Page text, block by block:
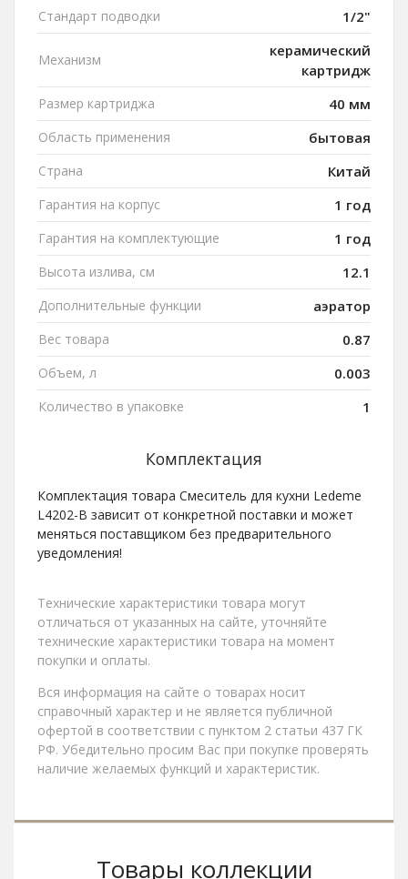
Стандарт подводки 1/2"
Механизм
керамический
картридж
Размер картриджа 40 мм
Область применения бытовая
Страна Китай
Гарантия на корпус 1 год
Гарантия на комплектующие 1 год
Высота излива, см 12.1
Дополнительные функции аэратор
Вес товара 0.87
Объем, л 0.003
Количество в упаковке 1
Комплектация
Комплектация товара Смеситель для кухни Ledeme
L4202-B зависит от конкретной поставки и может
меняться поставщиком без предварительного
уведомления!
Технические характеристики товара могут
отличаться от указанных на сайте, уточняйте
технические характеристики товара на момент
покупки и оплаты.
Вся информация на сайте о товарах носит
справочный характер и не является публичной
офертой в соответствии с пунктом 2 статьи 437 ГК
РФ. Убедительно просим Вас при покупке проверять
наличие желаемых функций и характеристик.
Товары коллекции